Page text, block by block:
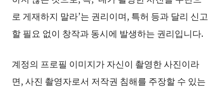
로 게재하지 말라’는 권리이며, 특허 등과 달리 신고
할 필요 없이 창작과 동시에 발생하는 권리입니다.
계정의 프로필 이미지가 자신이 촬영한 사진이라
면, 사진 촬영자로서 저작권 침해를 주장할 수 있는